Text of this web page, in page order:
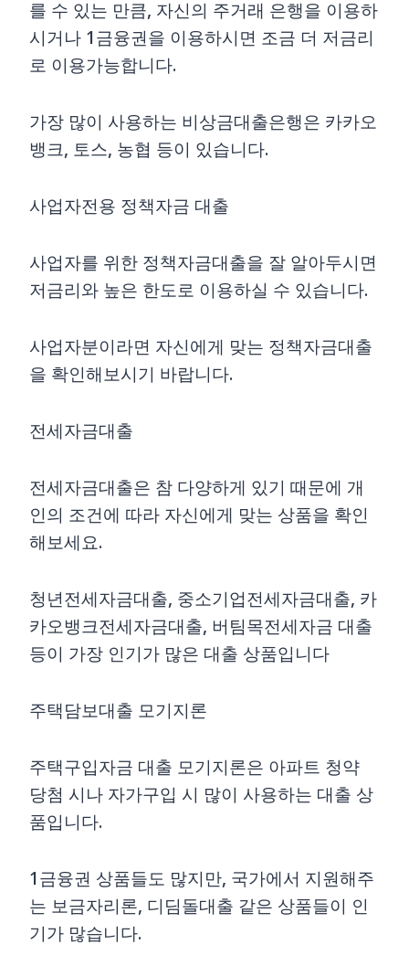
를 수 있는 만큼, 자신의 주거래 은행을 이용하
시거나 1금융권을 이용하시면 조금 더 저금리
로 이용가능합니다.
가장 많이 사용하는 비상금대출은행은 카카오
뱅크, 토스, 농협 등이 있습니다.
사업자전용 정책자금 대출
사업자를 위한 정책자금대출을 잘 알아두시면
저금리와 높은 한도로 이용하실 수 있습니다.
사업자분이라면 자신에게 맞는 정책자금대출
을 확인해보시기 바랍니다.
전세자금대출
전세자금대출은 참 다양하게 있기 때문에 개
인의 조건에 따라 자신에게 맞는 상품을 확인
해보세요.
청년전세자금대출, 중소기업전세자금대출, 카
카오뱅크전세자금대출, 버팀목전세자금 대출
등이 가장 인기가 많은 대출 상품입니다
주택담보대출 모기지론
주택구입자금 대출 모기지론은 아파트 청약
당첨 시나 자가구입 시 많이 사용하는 대출 상
품입니다.
1금융권 상품들도 많지만, 국가에서 지원해주
는 보금자리론, 디딤돌대출 같은 상품들이 인
기가 많습니다.